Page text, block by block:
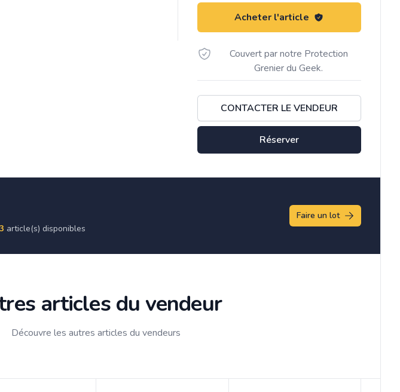
Acheter l'article
Couvert par notre Protection
Grenier du Geek.
CONTACTER LE VENDEUR
Réserver
article(s) disponibles
Faire un lot
articles du vendeur
Découvre les autres articles du vendeurs